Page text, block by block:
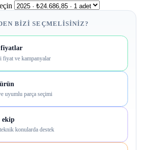
BIZI SEÇMELISINIZ?
fiyatlar
fiyat ve kampanyalar
uyumlu parça seçimi
ekip
konularda destek